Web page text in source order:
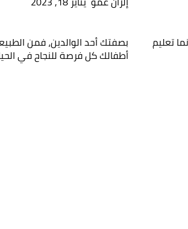
تعليم بصفتك أحد الوالدين، فمن
أطفالك كل فرصة للنجاح فيدوراتنا؟